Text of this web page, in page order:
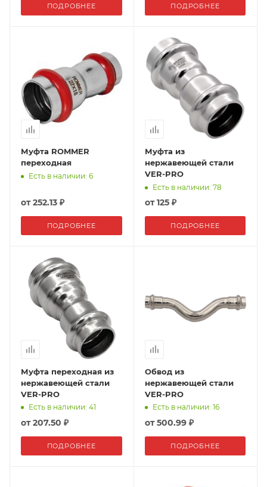
ПОДРОБНЕЕ ПОДРОБНЕЕ
Муфта ROMMER
переходная
Есть в наличии: 6
от252.13 ₽
ПОДРОБНЕЕ
Муфта из
нержавеющей стали
VER-PRO
Есть в наличии: 78
от125 ₽
ПОДРОБНЕЕ
Муфта переходная из
нержавеющей стали
VER-PRO
Есть в наличии: 41
от207.50 ₽
ПОДРОБНЕЕ
Обвод из
нержавеющей стали
VER-PRO
Есть в наличии: 16
от500.99 ₽
ПОДРОБНЕЕ